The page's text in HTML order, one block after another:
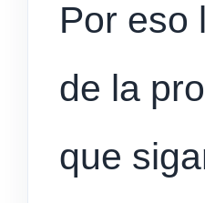
Por eso
de la
que